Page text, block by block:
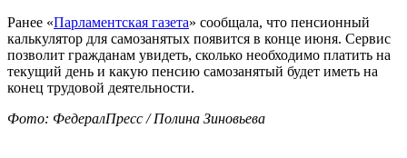
Ранее «Парламентская газета» сообщала, что пенсионный
калькулятор для самозанятых появится в конце июня. Сервис
позволит гражданам увидеть, сколько необходимо платить на
текущий день и какую пенсию самозанятый будет иметь на
конец трудовой деятельности.
Фото: ФедералПресс / Полина Зиновьева